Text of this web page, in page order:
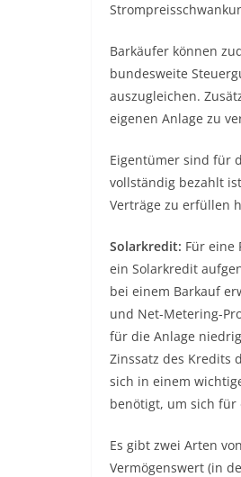
Barkäufer können
bundesweite
auszugleichen.
eigenen Anlage zu
Eigentümer sind für
vollständig bezahlt
Verträge zu erfüllen
Solarkredit: Für eine
ein Solarkredit
bei einem Barkauf
und Net-Metering-
für die Anlage
Zinssatz des Kredits
sich in einem
benötigt, um sich für
Es gibt zwei Arten
Vermögenswert (in